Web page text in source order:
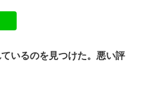
いるのを見つけた。悪い評